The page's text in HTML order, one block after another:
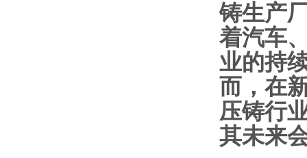
铸生产
着汽车
业的持
而，在
压铸行
其未来